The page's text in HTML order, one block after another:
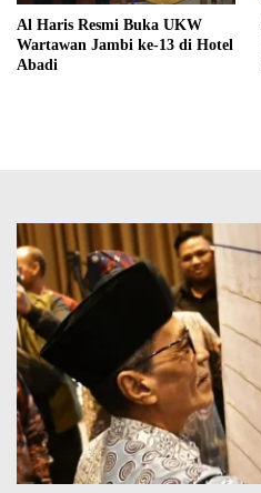
Al Haris Resmi Buka UKW
Wartawan Jambi ke-13 di Hotel
Abadi